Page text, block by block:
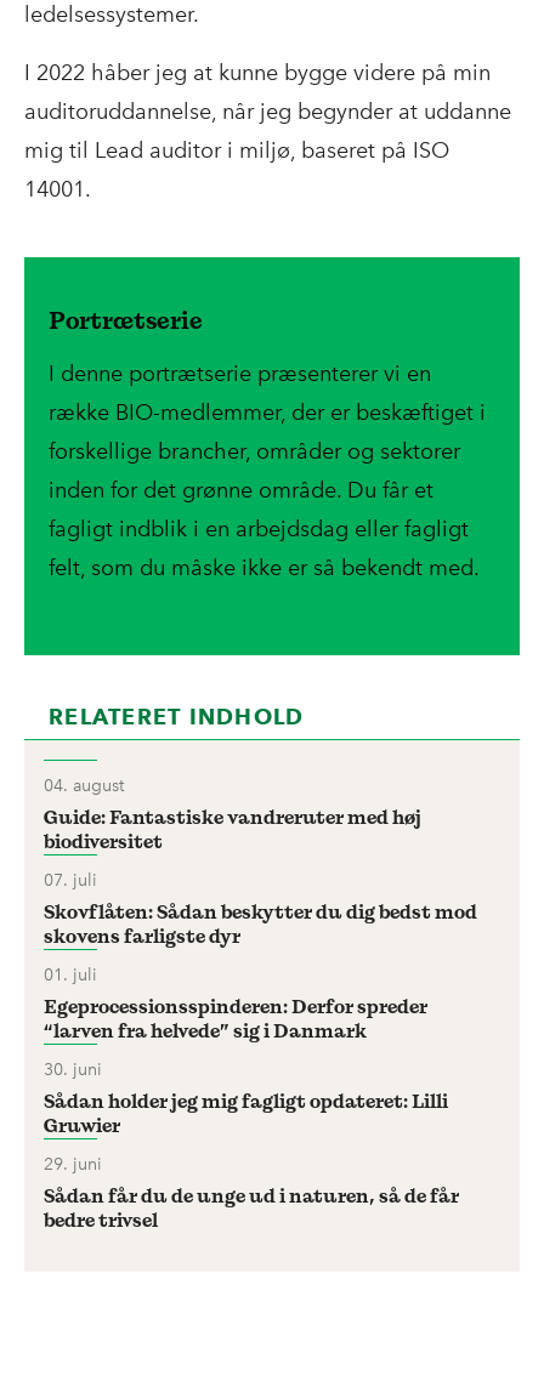
ledelsessystemer.
I 2022 håber jeg at kunne bygge videre på min
auditoruddannelse, når jeg begynder at uddanne
mig til Lead auditor i miljø, baseret på ISO
14001.
Portrætserie
I denne portrætserie præsenterer vi en
række BIO-medlemmer, der er beskæftiget i
forskellige brancher, områder og sektorer
inden for det grønne område. Du får et
fagligt indblik i en arbejdsdag eller fagligt
felt, som du måske ikke er så bekendt med.
RELATERET INDHOLD
04. august
Guide: Fantastiske vandreruter med høj
biodiversitet
07. juli
Skovflåten: Sådan beskytter du dig bedst mod
skovens farligste dyr
01. juli
Egeprocessionsspinderen: Derfor spreder
“larven fra helvede” sig i Danmark
30. juni
Sådan holder jeg mig fagligt opdateret: Lilli
Gruwier
29. juni
Sådan får du de unge ud i naturen, så de får
bedre trivsel